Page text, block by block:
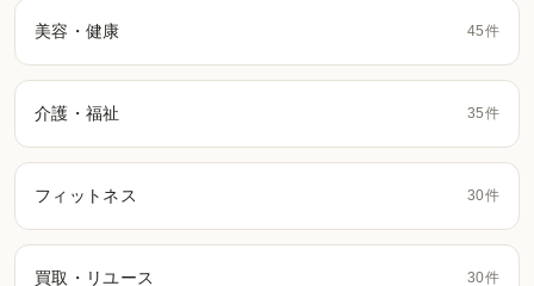
美容・健康 45件
介護・福祉 35件
フィットネス 30件
買取・リユース 30件